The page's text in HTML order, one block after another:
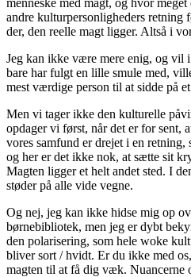
andre kulturpersonligheders retning
der, den reelle magt ligger. Altså i
Jeg kan ikke være mere enig, og vil
bare har fulgt en lille smule med,
mest værdige person til at sidde på
Men vi tager ikke den kulturelle
opdager vi først, når det er for sent,
vores samfund er drejet i en
og her er det ikke nok, at sætte sit
Magten ligger et helt andet sted. I
støder på alle vide vegne.
Og nej, jeg kan ikke hidse mig op
børnebibliotek, men jeg er dybt
den polarisering, som hele woke
bliver sort / hvidt. Er du ikke med
magten til at få dig væk. Nuancerne